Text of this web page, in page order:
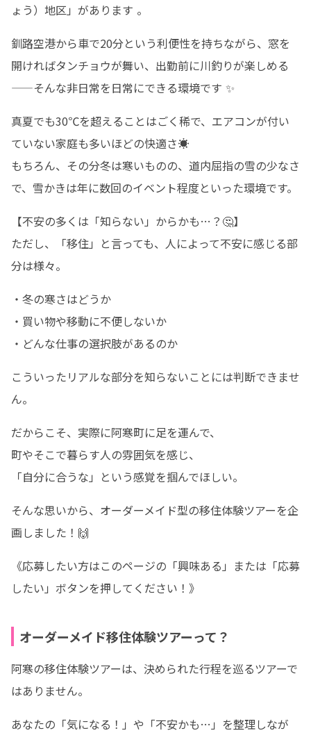
ょう）地区」があります 。
釧路空港から車で20分という利便性を持ちながら、窓を
開ければタンチョウが舞い、出勤前に川釣りが楽しめる
——そんな非日常を日常にできる環境です ✨
真夏でも30℃を超えることはごく稀で、エアコンが付い
ていない家庭も多いほどの快適さ☀️
もちろん、その分冬は寒いものの、道内屈指の雪の少なさ
で、雪かきは年に数回のイベント程度といった環境です。
【不安の多くは「知らない」からかも…？🤔】
ただし、「移住」と言っても、人によって不安に感じる部
分は様々。
・冬の寒さはどうか
・買い物や移動に不便しないか
・どんな仕事の選択肢があるのか
こういったリアルな部分を知らないことには判断できませ
ん。
だからこそ、実際に阿寒町に足を運んで、
町やそこで暮らす人の雰囲気を感じ、
「自分に合うな」という感覚を掴んでほしい。
そんな思いから、オーダーメイド型の移住体験ツアーを企
画しました！🙌
《応募したい方はこのページの「興味ある」または「応募
したい」ボタンを押してください！》
オーダーメイド移住体験ツアーって？
阿寒の移住体験ツアーは、決められた行程を巡るツアーで
はありません。
あなたの「気になる！」や「不安かも…」を整理しなが